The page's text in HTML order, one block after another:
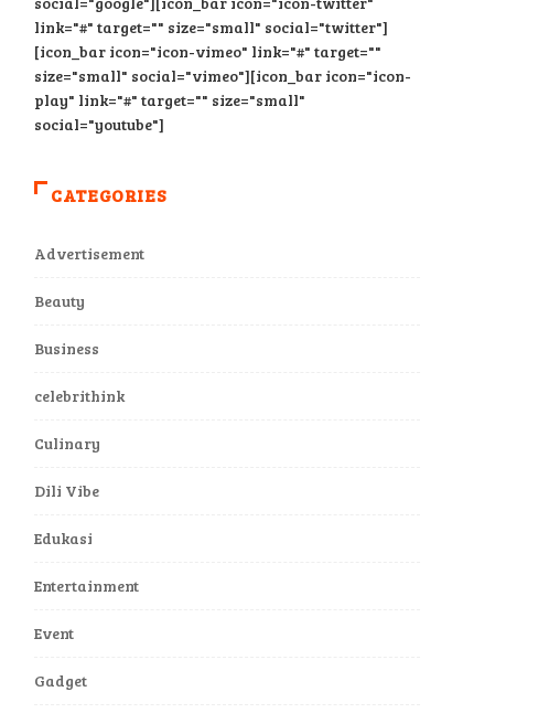
link="#" target="" size="small" social="twitter"]
[icon_bar icon="icon-vimeo" link="#" target=""
size="small" social="vimeo"][icon_bar icon="icon-
play" link="#" target="" size="small"
social="youtube"]
CATEGORIES
Advertisement
Beauty
Business
celebrithink
Culinary
Dili Vibe
Edukasi
Entertainment
Event
Gadget